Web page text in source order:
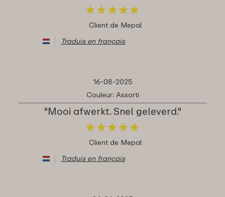
★★★★★
★★★★★
Client de Mepal
Traduis en français
16-08-2025
Couleur: Assorti
"Mooi afwerkt. Snel geleverd."
★★★★★
★★★★★
Client de Mepal
Traduis en français